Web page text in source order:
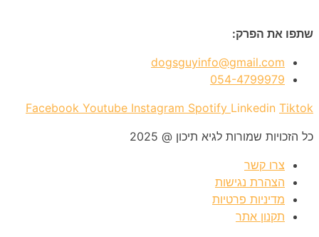
שתפו את הפרק:
dogsguyinfo@gmail.com
054-4799979
Facebook Youtube Instagram Spotify Linkedin Tiktok
כל הזכויות שמורות לגיא תיכון @ 2025
צרו קשר
הצהרת נגישות
מדיניות פרטיות
תקנון אתר